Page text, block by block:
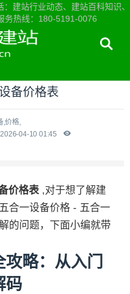
建站行业动态、建站百科知识、
务热线：180-5191-0076
站百科知识
备价格表
,价格,
2026-04-10 01:45
价格表 ,对于想了解建
合一设备价格 - 五合一
的问题，下面小编就带
攻略：从入门
码